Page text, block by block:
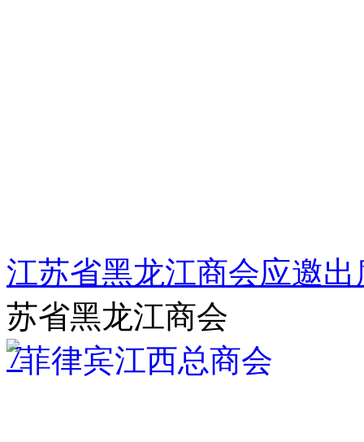
江苏省黑龙江商会应邀
苏省黑龙江商会
7